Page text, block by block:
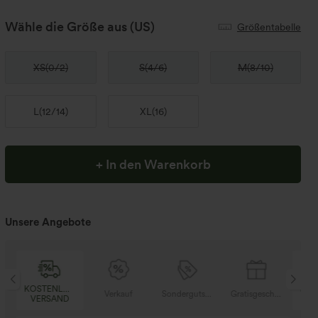
Wähle die Größe aus (US) Größentabelle
XS(0/2) S(4/6) M(8/10)
L (12/14) XL (16)
+ In den Warenkorb
Unsere Angebote
Verkauf